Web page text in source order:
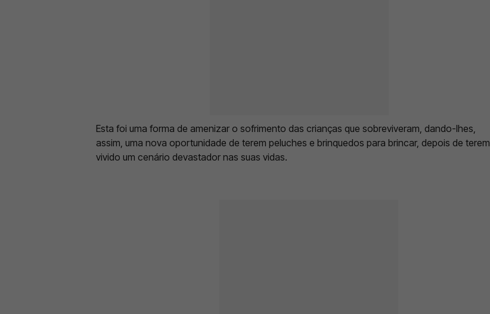
Esta foi uma forma de amenizar o sofrimento das crianças que sobreviveram, dando-lhes,
assim, uma nova oportunidade de terem peluches e brinquedos para brincar, depois de terem
vivido um cenário devastador nas suas vidas.